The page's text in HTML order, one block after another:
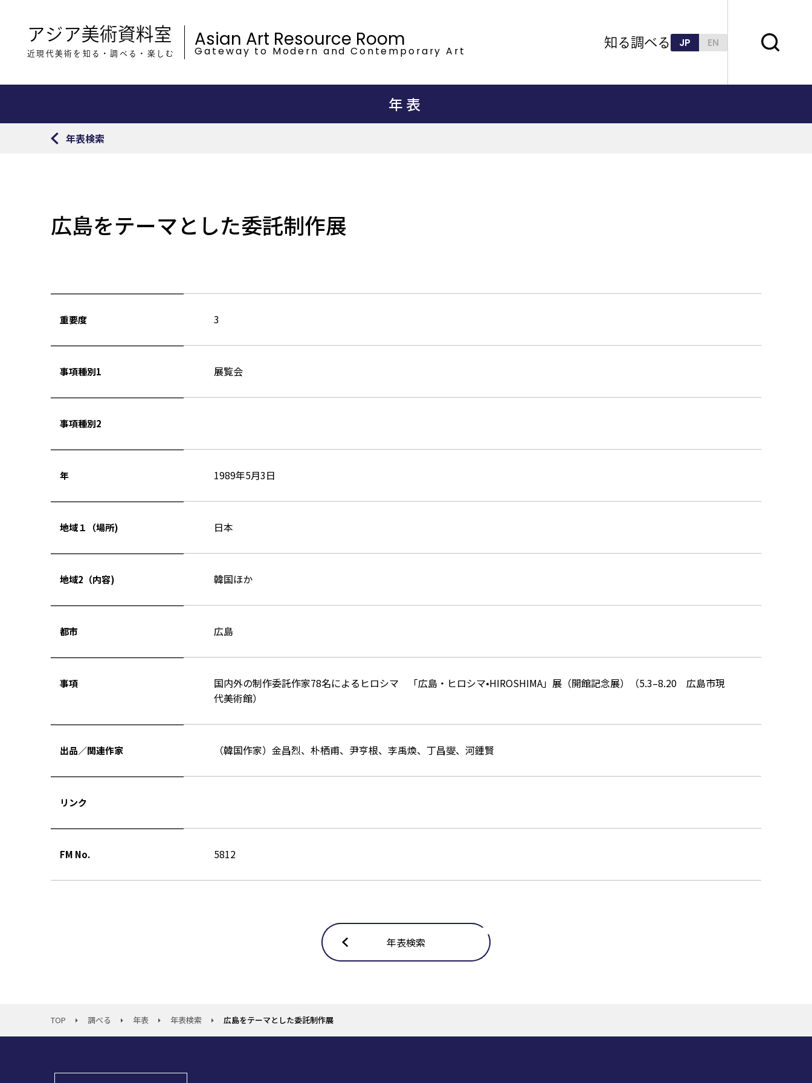
アジア美術資料室
近現代美術を知る・調べる・楽しむ
Asian Art Resource Room
Gateway to Modern and Contemporary Art
知る調べる JP EN
年表
年表検索
広島をテーマとした委託制作展
重要度 3
事項種別1 展覧会
事項種別2
年 1989年5月3日
地域１（場所) 日本
地域2（内容) 韓国ほか
都市 広島
事項
国内外の制作委託作家78名によるヒロシマ 「広島・ヒロシマ•HIROSHIMA」展（開館記念展）（5.3–8.20 広島市現
代美術館）
出品／関連作家 （韓国作家）金昌烈、朴栖甫、尹亨根、李禹煥、丁昌燮、河鍾賢
リンク
FM No. 5812
年表検索
TOP 調べる 年表 年表検索 広島をテーマとした委託制作展